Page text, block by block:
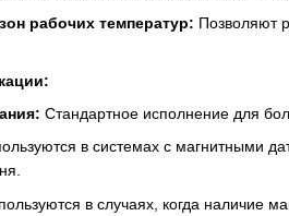
рабочих температур: Позволяют
Стандартное исполнение для
в системах с магнитными
в случаях, когда наличие